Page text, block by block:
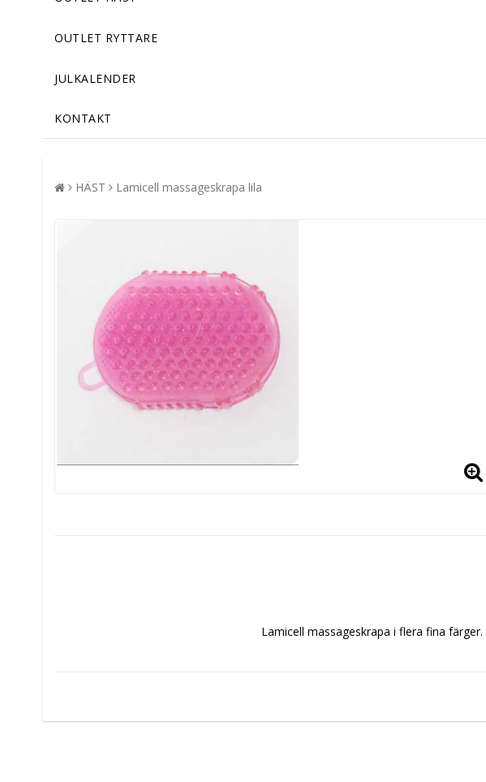
OUTLET RYTTARE
JULKALENDER
KONTAKT
HÄST Lamicell massageskrapa lila
Lamicell massageskrapa i flera fina färger.